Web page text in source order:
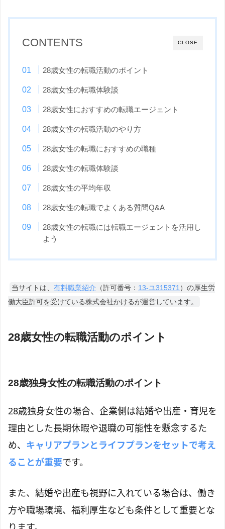
CLOSE
CONTENTS
28歳女性の転職活動のポイント
28歳女性の転職体験談
28歳女性におすすめの転職エージェント
28歳女性の転職活動のやり方
28歳女性の転職におすすめの職種
28歳女性の転職体験談
28歳女性の平均年収
28歳女性の転職でよくある質問Q&A
28歳女性の転職には転職エージェントを活用し
よう
当サイトは、有料職業紹介 （許可番号： 13-ユ315371 ）の厚生労
働大臣許可を受けている株式会社かけるが運営しています。
28歳女性の転職活動のポイント
28歳独身女性の転職活動のポイント
28歳独身女性の場合、企業側は結婚や出産・育児を
理由とした長期休暇や退職の可能性を懸念するた
め、 キャリアプランとライフプランをセットで考え
ることが重要です。
また、結婚や出産も視野に入れている場合は、働き
方や職場環境、福利厚生なども条件として重要とな